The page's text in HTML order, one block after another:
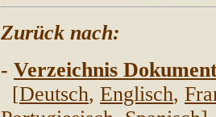
Zurück nach:
- Verzeichnis
[Deutsch, Englisch,